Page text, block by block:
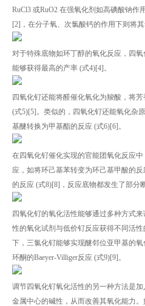
RuCl3 或RuO2 在强氧化剂如高碘酸钠作
[2]，在分子氧、次氯酸钙的作用下则将其
对于特殊底物如环丁醇的氧化反应，四
能够获得最高的产率 (式4)[4]。
四氧化钌还能将醛催化氧化为羧酸，将
(式5)[5]。类似的，四氧化钌还能氧化杂
基醚转换为甲基酯的反应 (式6)[6]。
在四氧化钌催化实现的官能团氧化反应
应，如将环己基苯转变为环己基甲酸的
的反应 (式8)[8]，反应底物都发生了部分
四氧化钌的氧化活性能够通过多种方式
性的氧化试剂与低价钌反应获得不同活
下，三氯化钌能够实现醚邻位亚甲基的
环酮的Baeyer-Villiger反应 (式9)[9]。
调节四氧化钌氧化活性的另一种方法是
金属中心的碱性，从而改善其氧化能力